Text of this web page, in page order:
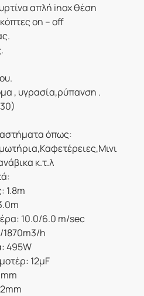
απλή inox θέση
on – off
, υγρασία,ρύπανση .
όπως:
κ.τ.λ
1.8m
10.0/6.0 m/sec
h
495W
12μF